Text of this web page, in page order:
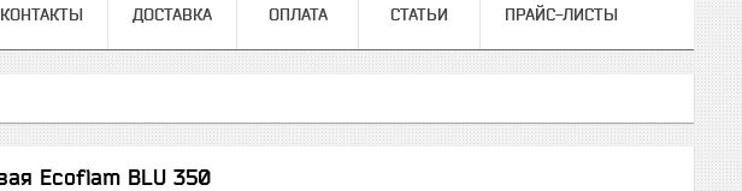
КОНТАКТЫ ДОСТАВКА ОПЛАТА СТАТЬИ ПРАЙС-ЛИСТЫ
Ecoflam BLU 350